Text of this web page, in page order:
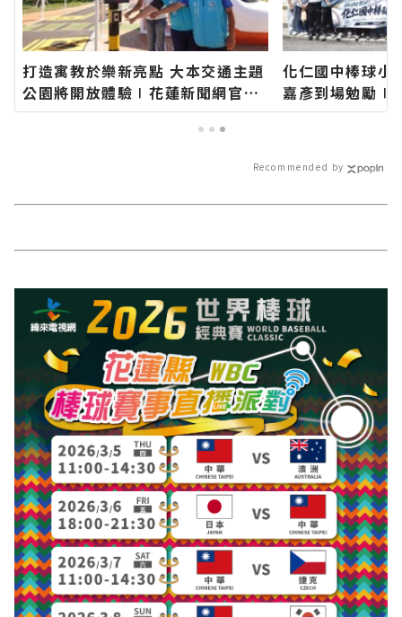
打造寓教於樂新亮點 大本交通主題
公園將開放體驗∣花蓮新聞網官方
網站各類新聞－最快速的今日新聞
化仁國中棒球小
嘉彥到場勉勵∣
站各類新聞－最
Recommended by